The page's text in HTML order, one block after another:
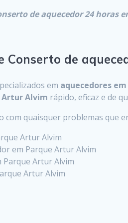
de aquecedor 24 horas
Conserto de
em aquecedores
Artur Alvim rápido, eficaz e de
com quaisquer problemas que
Artur Alvim
em Parque Artur Alvim
Parque Artur Alvim
Artur Alvim